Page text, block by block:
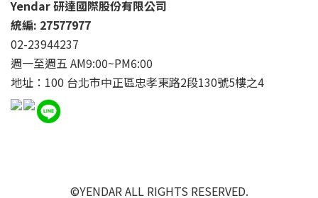
Yendar 研達國際股份有限公司
統編: 27577977
02-23944237
週一至週五 AM9:00~PM6:00
地址：100 台北市中正區忠孝東路2段130號5樓之4
©YENDAR ALL RIGHTS RESERVED.